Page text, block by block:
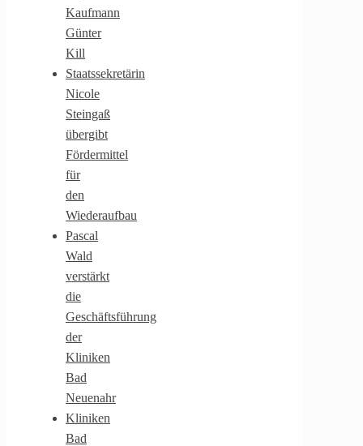
Kaufmann
Günter
Kill
Staatssekretärin
Nicole
Steingaß
übergibt
Fördermittel
für
den
Wiederaufbau
Pascal
Wald
verstärkt
die
Geschäftsführung
der
Kliniken
Bad
Neuenahr
Kliniken
Bad